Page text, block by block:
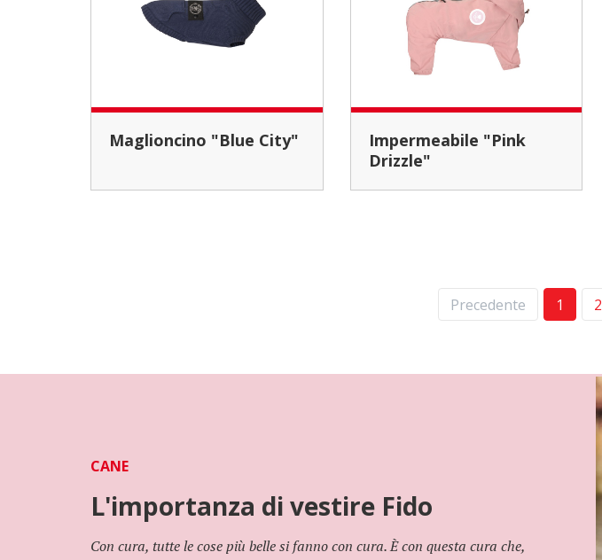
Maglioncino "Blue City"
Impermeabile "Pink
Drizzle"
Precedente 1 2
CANE
L'importanza di vestire Fido
Con cura, tutte le cose più belle si fanno con cura. È con questa cura che,